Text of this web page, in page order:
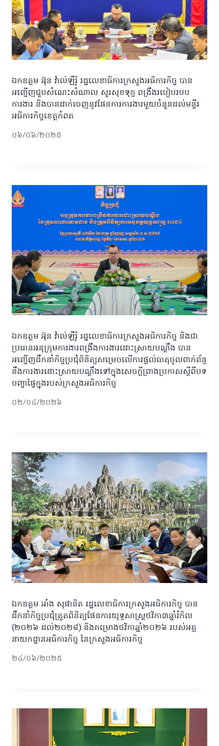
ឯកឧត្តម អ៊ុន វ៉ាល់ឡឺរ៉ូ រដ្ឋលេខាធិការក្រសួងអធិការកិច្ច បាន
អញ្ជើញជួបសំណេះសំណាល សួរសុខទុក្ខ ពង្រឹងរបៀបរបប
ការងារ និងបានដាក់ចេញនូវផែនការការងារមួយចំនួនដល់មន្ទីរ
អធិការកិច្ចខេត្តកំពត
០៦/០៦/២០២៥
ឯកឧត្តម អ៊ុន វ៉ាល់ឡឺរ៉ូ រដ្ឋលេខាធិការក្រសួងអធិការកិច្ច និងជា
ប្រធានអនុក្រុមការងារពង្រឹងការងារដោះស្រាយបណ្តឹង បាន
អញ្ជើញដឹកនាំកិច្ចប្រជុំពិនិត្យសម្រេចលើការផ្តល់ធាតុចូលពាក់ព័ន្ធ
នឹងការងារដោះស្រាយបណ្តឹងទៅក្នុងសេចក្តីព្រាងប្រកាសស្តីពីបទ
បញ្ជាផ្ទៃក្នុងរបស់ក្រសួងអធិការកិច្ច
០២/០៤/២០២៦
ឯកឧត្តម អាំង សុផានិត រដ្ឋលេខាធិការក្រសួងអធិការកិច្ច បាន
ដឹកនាំកិច្ចប្រជុំត្រួតពិនិត្យផែនការយុទ្ធសាស្រ្តថវិកា៣ឆ្នាំរំកិល
(២០២៦ ដល់២០២៨) និងគម្រោងថវិកាឆ្នាំ២០២៦ របស់អគ្គ
នាយកដ្ឋានអធិការកិច្ច នៃក្រសួងអធិការកិច្ច
២៤/០៦/២០២៥